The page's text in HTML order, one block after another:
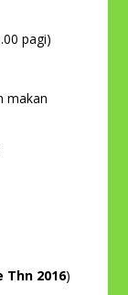
pagi)
makan
Thn 2016)